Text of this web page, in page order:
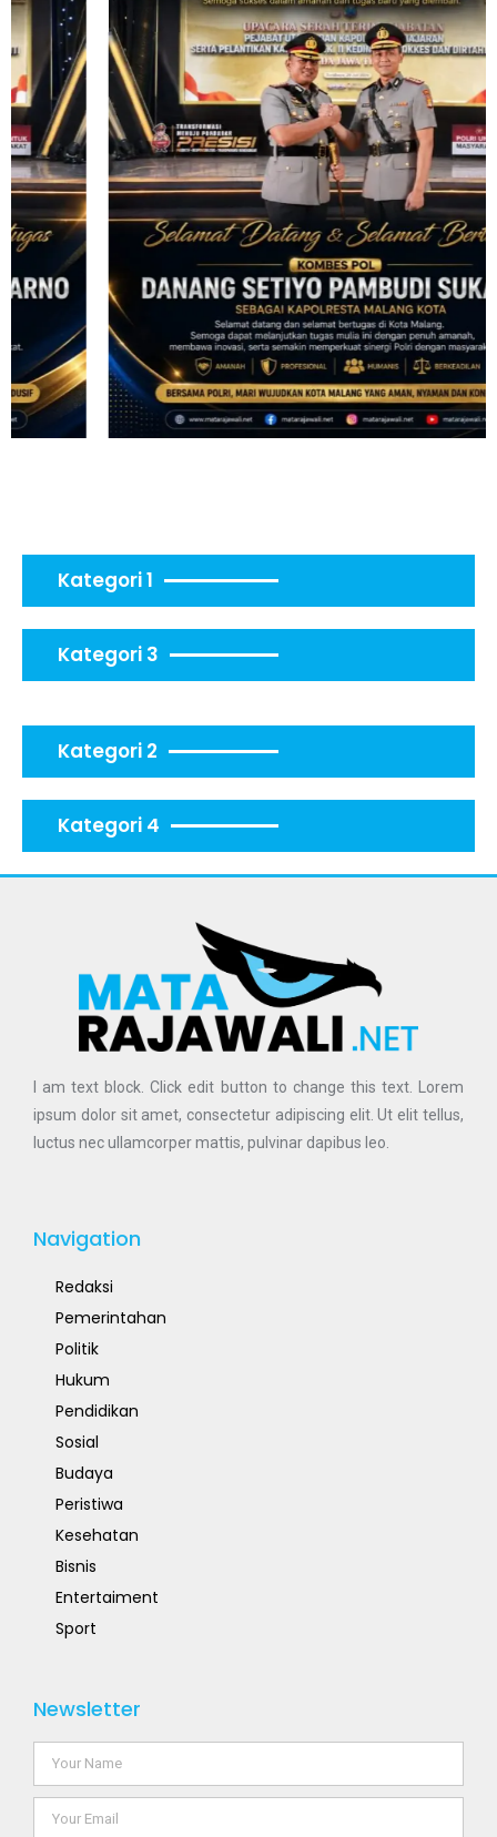
Kategori 1
Kategori 3
Kategori 2
Kategori 4
I am text block. Click edit button to change this text. Lorem
ipsum dolor sit amet, consectetur adipiscing elit. Ut elit tellus,
luctus nec ullamcorper mattis, pulvinar dapibus leo.
Navigation
Redaksi
Pemerintahan
Politik
Hukum
Pendidikan
Sosial
Budaya
Peristiwa
Kesehatan
Bisnis
Entertaiment
Sport
Newsletter